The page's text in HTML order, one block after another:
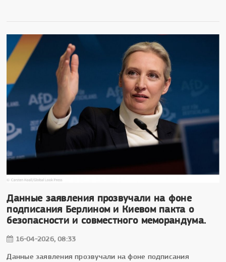
Данные заявления прозвучали на фоне
подписания Берлином и Киевом пакта о
безопасности и совместного меморандума.
16-04-2026, 08:33
Данные заявления прозвучали на фоне подписания